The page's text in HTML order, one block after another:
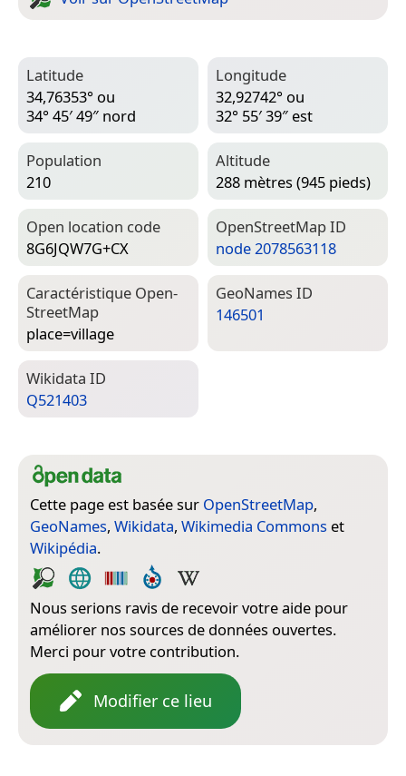
Latitude
34,76353° ou
34° 45′ 49″ nord
Longitude
32,92742° ou
32° 55′ 39″ est
Population
210
Altitude
288 mètres (945 pieds)
Open location code
8G6JQW7G+CX
Open­Street­Map ID
node 2078563118
Caractéristique Open­
Street­Map
place=­village
Geo­Names ID
146501
Wiki­data ID
Q521403
Cette page est basée sur OpenStreetMap,
GeoNames, Wikidata, Wikimedia Commons et
Wikipédia.
Nous serions ravis de recevoir votre aide pour
améliorer nos sources de données ouvertes.
Merci pour votre contribution.
Modifier ce lieu